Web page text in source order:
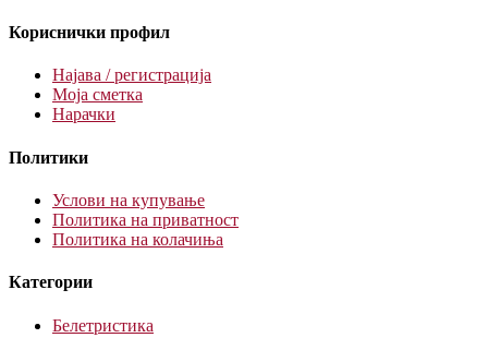
Кориснички профил
Најава / регистрација
Моја сметка
Нарачки
Политики
Услови на купување
Политика на приватност
Политика на колачиња
Категории
Белетристика